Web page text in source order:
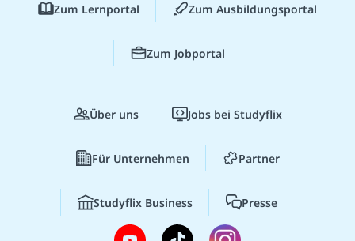
Zum Lernportal Zum Ausbildungsportal
Zum Jobportal
Über uns Jobs bei Studyflix
Für Unternehmen Partner
Studyflix Business Presse